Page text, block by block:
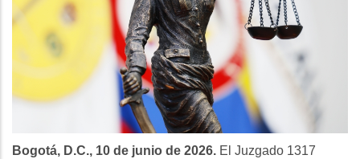
Bogotá, D.C., 10 de junio de 2026. El Juzgado 1317